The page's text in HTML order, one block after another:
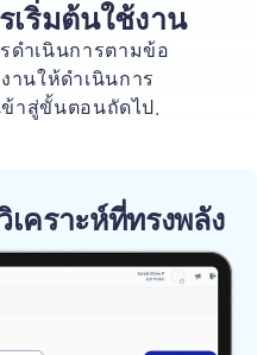
เริ่มต้นใช้งาน
ดำเนินการตามข้อ
านให้ดำเนินการ
าสู่ขั้นตอนถัดไป.
เคราะห์ที่ทรงพลัง